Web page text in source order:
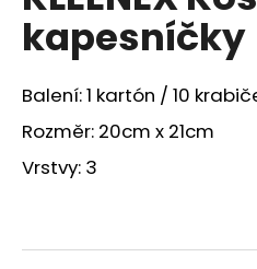
0,0
hvězdiček.
kapesníčky
Balení: 1 kartón / 10
Rozměr: 20cm x 21cm
Vrstvy: 3
a
j
í
t
?
HLEDAT